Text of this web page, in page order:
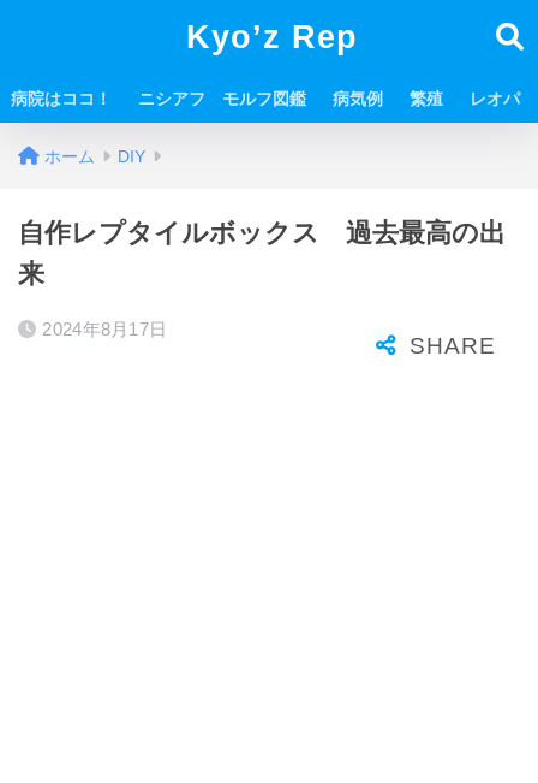
Kyo’z Rep
病院はココ！ ニシアフ モルフ図鑑 病気例 繁殖 レオパ
ホーム DIY
自作レプタイルボックス 過去最高の出
来
2024年8月17日